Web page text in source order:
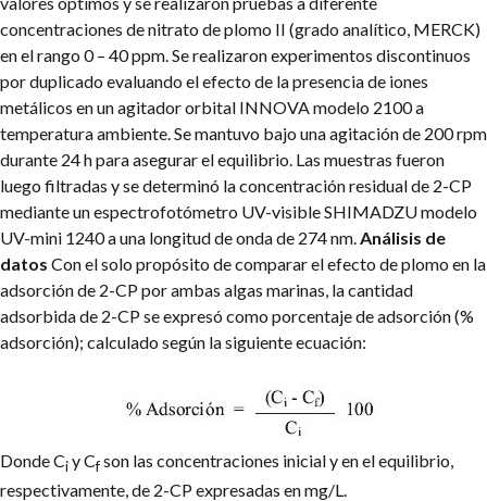
concentraciones de nitrato de plomo II (grado analítico, MERCK)
en el rango 0 – 40 ppm.Se realizaron experimentos discontinuos
por duplicado evaluando el efecto de la presencia de iones
metálicos en un agitador orbital INNOVA modelo 2100 a
temperatura ambiente. Se mantuvo bajo una agitación de 200 rpm
durante 24 h para asegurar el equilibrio. Las muestras fueron
luego filtradas y se determinó la concentración residual de 2-CP
mediante un espectrofotómetro UV-visible SHIMADZU modelo
UV-mini 1240 a una longitud de onda de 274 nm.Análisis de
datos Con el solo propósito de comparar el efecto de plomo en la
adsorción de 2-CP por ambas algas marinas, la cantidad
adsorbida de 2-CP se expresó como porcentaje de adsorción (%
adsorción); calculado según la siguiente ecuación:
Donde Ciy Cfson las concentraciones inicial y en el equilibrio,
respectivamente, de 2-CP expresadas en mg/L.